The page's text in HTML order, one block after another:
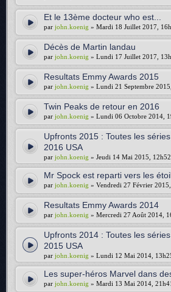
Et le 13ème docteur who est...
par john.koenig » Mardi 18 Juillet 2017,
Décès de Martin landau
par john.koenig » Lundi 17 Juillet 2017,
Resultats Emmy Awards 2015
par john.koenig » Lundi 21 Septembre
Twin Peaks de retour en 2016
par john.koenig » Lundi 06 Octobre 2014,
Upfronts 2015 : Toutes les
2016 USA
par john.koenig » Jeudi 14 Mai 2015, 12h52
Mr Spock est reparti vers les
par john.koenig » Vendredi 27 Février
Resultats Emmy Awards 2014
par john.koenig » Mercredi 27 Août 2014,
Upfronts 2014 : Toutes les
2015 USA
par john.koenig » Lundi 12 Mai 2014,
Les super-héros Marvel dans
par john.koenig » Mardi 13 Mai 2014,